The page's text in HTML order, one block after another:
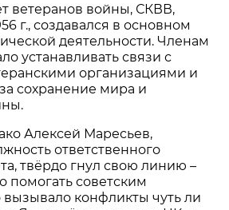
ветеранов войны, СКВВ,
г., создавался в основном
деятельности. Членам
устанавливать связи с
организациями и
сохранение мира и
Алексей Маресьев,
ответственного
твёрдо гнул свою линию –
помогать совет­ским
конфликты чуть ли